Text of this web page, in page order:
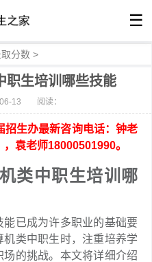
☰
取分数 >
职生培训哪些技能
13 阅读：
招生办最新咨询电话：钟老
袁老师18000501990。
类中职生培训哪
已成为许多职业的基础要
类中职生时，注重培养学
的挑战。本文将详细介绍